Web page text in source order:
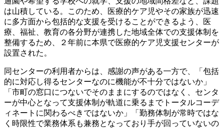
は山積している。このため、医療的ケア児やその家族が迅速
に多方面から包括的な支援を受けることができるよう、医
療、福祉、教育の各分野が連携した地域全体での支援体制を
整備するため、２年前に本県で医療的ケア児支援センターが
設置された。
同センターの利用者からは、感謝の声がある一方で、「包括
的に対応し得るセンターなのに機能が不十分ではないか」
「市町の窓口につないでそのままにするのではなく、センタ
ーが中心となって支援体制が軌道に乗るまでトータルコーデ
ィネートに関わるべきではないか」「勤務体制が常時ではな
く時限性で業務体系も兼務となっており手が回っていないの